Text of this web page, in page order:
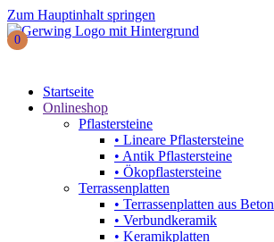
Zum Hauptinhalt springen
0
Startseite
Onlineshop
Pflastersteine
• Lineare Pflastersteine
• Antik Pflastersteine
• Ökopflastersteine
Terrassenplatten
• Terrassenplatten aus Beton
• Verbundkeramik
• Keramikplatten